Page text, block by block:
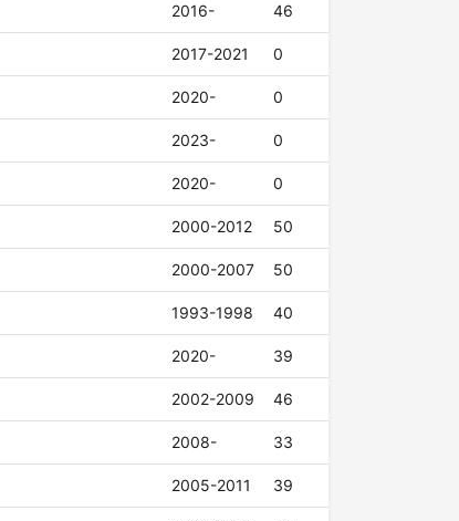
2016- 46
2017-2021 0
2020- 0
2023- 0
2020- 0
2000-2012 50
2000-2007 50
1993-1998 40
2020- 39
2002-2009 46
2008- 33
2005-2011 39